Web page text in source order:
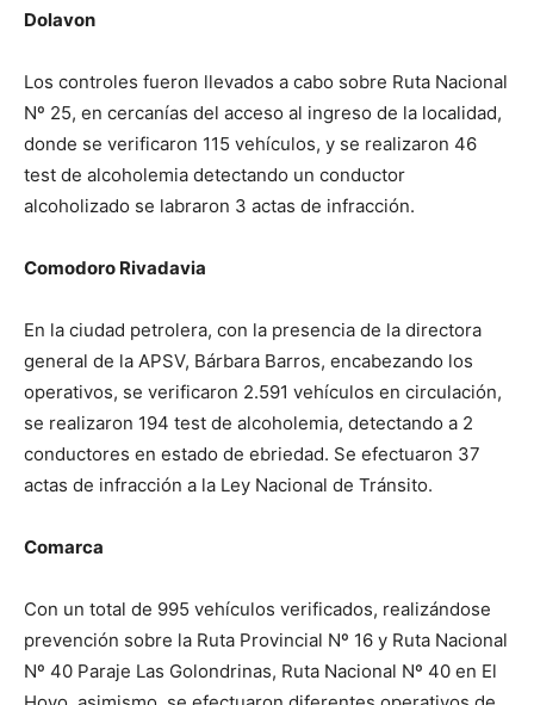
Dolavon
Los controles fueron llevados a cabo sobre Ruta Nacional
Nº 25, en cercanías del acceso al ingreso de la localidad,
donde se verificaron 115 vehículos, y se realizaron 46
test de alcoholemia detectando un conductor
alcoholizado se labraron 3 actas de infracción.
Comodoro Rivadavia
En la ciudad petrolera, con la presencia de la directora
general de la APSV, Bárbara Barros, encabezando los
operativos, se verificaron 2.591 vehículos en circulación,
se realizaron 194 test de alcoholemia, detectando a 2
conductores en estado de ebriedad. Se efectuaron 37
actas de infracción a la Ley Nacional de Tránsito.
Comarca
Con un total de 995 vehículos verificados, realizándose
prevención sobre la Ruta Provincial Nº 16 y Ruta Nacional
Nº 40 Paraje Las Golondrinas, Ruta Nacional Nº 40 en El